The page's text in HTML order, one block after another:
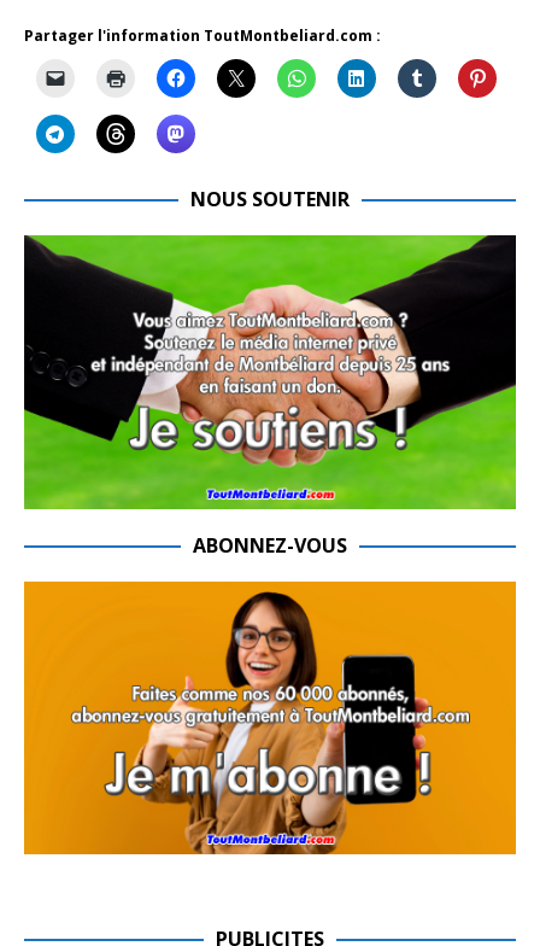
Partager l'information ToutMontbeliard.com :
NOUS SOUTENIR
ABONNEZ-VOUS
PUBLICITES